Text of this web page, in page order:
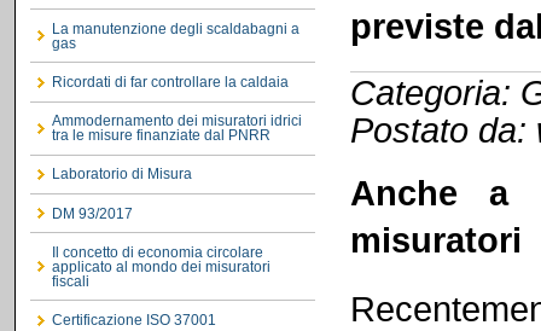
La manutenzione degli scaldabagni a
gas
Ricordati di far controllare la caldaia
Ammodernamento dei misuratori idrici
tra le misure finanziate dal PNRR
Laboratorio di Misura
DM 93/2017
Il concetto di economia circolare
applicato al mondo dei misuratori
fiscali
Certificazione ISO 37001
previste
Categoria:
Postato da:
Anche a
misuratori